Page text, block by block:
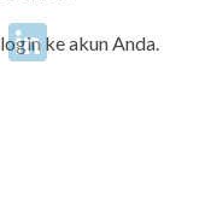
PinterestLinkedIn
ke akun Anda.